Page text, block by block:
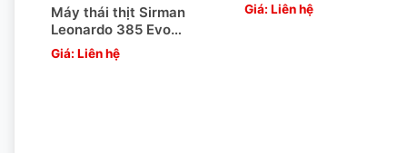
Máy thái thịt Sirman
Leonardo 385 Evo
BS2 Top
Giá: Liên hệ
Giá: Liên hệ